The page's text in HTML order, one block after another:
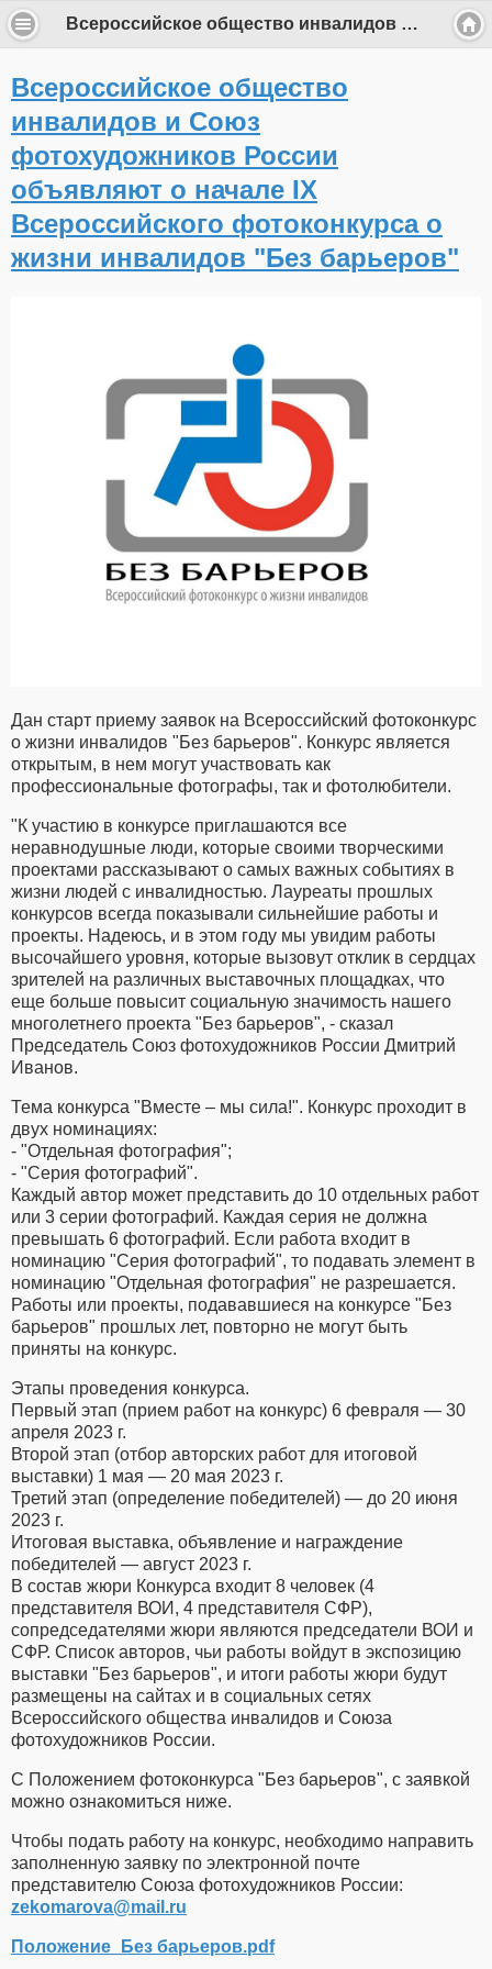
Всероссийское общество инвалидов и Союз фотохудожников России объявляют о начале IX Всероссийского фотоконкурса о жизни инвалидов "Без барьеров"
Всероссийское общество
инвалидов и Союз
фотохудожников России
объявляют о начале IX
Всероссийского фотоконкурса о
жизни инвалидов "Без барьеров"
Дан старт приему заявок на Всероссийский фотоконкурс
о жизни инвалидов "Без барьеров". Конкурс является
открытым, в нем могут участвовать как
профессиональные фотографы, так и фотолюбители.
"К участию в конкурсе приглашаются все
неравнодушные люди, которые своими творческими
проектами рассказывают о самых важных событиях в
жизни людей с инвалидностью. Лауреаты прошлых
конкурсов всегда показывали сильнейшие работы и
проекты. Надеюсь, и в этом году мы увидим работы
высочайшего уровня, которые вызовут отклик в сердцах
зрителей на различных выставочных площадках, что
еще больше повысит социальную значимость нашего
многолетнего проекта "Без барьеров", - сказал
Председатель Союз фотохудожников России Дмитрий
Иванов.
Тема конкурса "Вместе – мы сила!". Конкурс проходит в
двух номинациях:
- "Отдельная фотография";
- "Серия фотографий".
Каждый автор может представить до 10 отдельных работ
или 3 серии фотографий. Каждая серия не должна
превышать 6 фотографий. Если работа входит в
номинацию "Серия фотографий", то подавать элемент в
номинацию "Отдельная фотография" не разрешается.
Работы или проекты, подававшиеся на конкурсе "Без
барьеров" прошлых лет, повторно не могут быть
приняты на конкурс.
Этапы проведения конкурса.
Первый этап (прием работ на конкурс) 6 февраля — 30
апреля 2023 г.
Второй этап (отбор авторских работ для итоговой
выставки) 1 мая — 20 мая 2023 г.
Третий этап (определение победителей) — до 20 июня
2023 г.
Итоговая выставка, объявление и награждение
победителей — август 2023 г.
В состав жюри Конкурса входит 8 человек (4
представителя ВОИ, 4 представителя СФР),
сопредседателями жюри являются председатели ВОИ и
СФР. Список авторов, чьи работы войдут в экспозицию
выставки "Без барьеров", и итоги работы жюри будут
размещены на сайтах и в социальных сетях
Всероссийского общества инвалидов и Союза
фотохудожников России.
С Положением фотоконкурса "Без барьеров", с заявкой
можно ознакомиться ниже.
Чтобы подать работу на конкурс, необходимо направить
заполненную заявку по электронной почте
представителю Союза фотохудожников России:
zekomarova​@​mail.ru
Положение_Без барьеров.pdf